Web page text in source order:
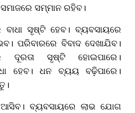
ସମ୍ମାନ ରହିବ।
ବାଧା ସୃଷ୍ଟି ହେବ। ବ୍ୟବସାୟରେ
ପରିବାରରେ ବିବାଦ ଦେଖାଯିବ।
ଦୂରତା ସୃଷ୍ଟି ହୋଇପାରେ।
ହେବ। ଧନ ବ୍ୟୟ ବଢ଼ିପାରେ।
ବ୍ୟବସାୟରେ ଲାଭ ଯୋଗ